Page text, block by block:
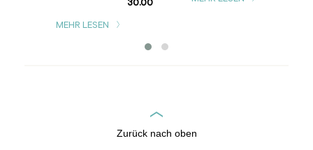
30.00
MEHR LESEN
Zurück nach oben